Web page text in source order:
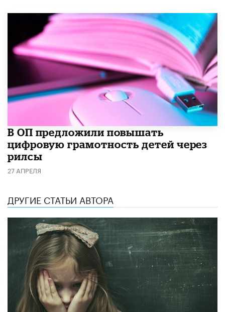
В ОП предложили повышать
цифровую грамотность детей через
рилсы
27 АПРЕЛЯ
ДРУГИЕ СТАТЬИ АВТОРА